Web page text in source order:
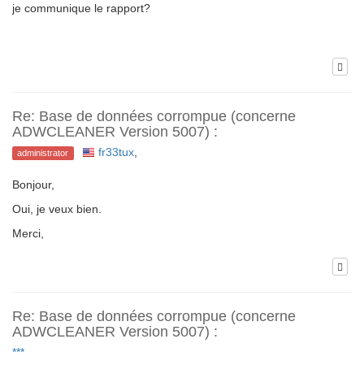
je communique le rapport?
Re: Base de données corrompue (concerne
ADWCLEANER Version 5007) :
administrator fr33tux,
Bonjour,
Oui, je veux bien.
Merci,
Re: Base de données corrompue (concerne
ADWCLEANER Version 5007) :
***